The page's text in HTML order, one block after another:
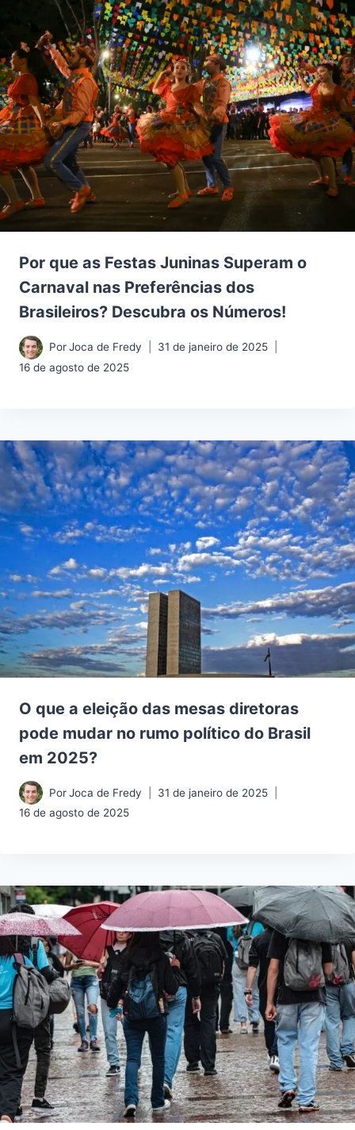
Por que as Festas Juninas Superam o
Carnaval nas Preferências dos
Brasileiros? Descubra os Números!
PorJoca de Fredy
31 de janeiro de 2025
16 de agosto de 2025
O que a eleição das mesas diretoras
pode mudar no rumo político do Brasil
em 2025?
PorJoca de Fredy
31 de janeiro de 2025
16 de agosto de 2025